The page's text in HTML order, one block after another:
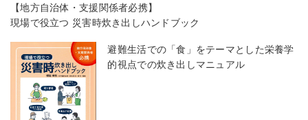
【地方自治体・支援関係者必携】
現場で役立つ 災害時炊き出しハンドブック
避難生活での「食」をテーマとした栄養学
的視点での炊き出しマニュアル